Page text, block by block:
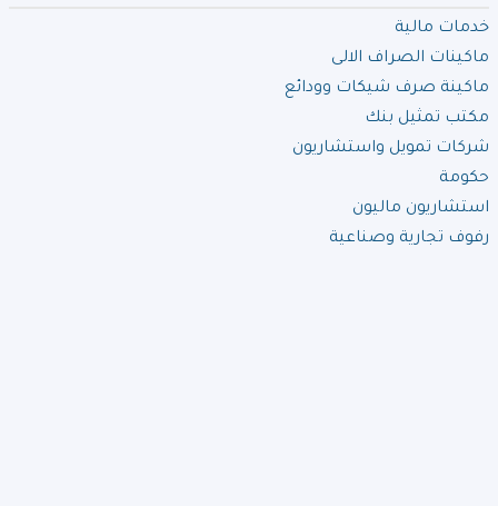
خدمات مالية
ماكينات الصراف الالى
ماكينة صرف شيكات وودائع
مكتب تمثيل بنك
شركات تمويل واستشاريون
حكومة
استشاريون ماليون
رفوف تجارية وصناعية